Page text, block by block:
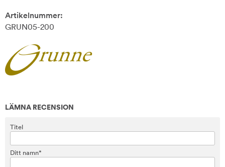
Artikelnummer:
GRUN05-200
LÄMNA RECENSION
Titel
Ditt namn*